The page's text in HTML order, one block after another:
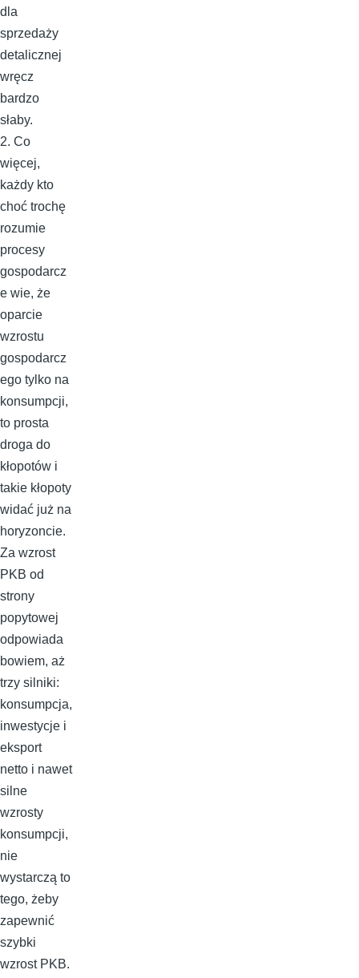
dla
sprzedaży
detalicznej
wręcz
bardzo
słaby.
2. Co
więcej,
każdy kto
choć trochę
rozumie
procesy
gospodarcz
e wie, że
oparcie
wzrostu
gospodarcz
ego tylko na
konsumpcji,
to prosta
droga do
kłopotów i
takie kłopoty
widać już na
horyzoncie.
Za wzrost
PKB od
strony
popytowej
odpowiada
bowiem, aż
trzy silniki:
konsumpcja,
inwestycje i
eksport
netto i nawet
silne
wzrosty
konsumpcji,
nie
wystarczą to
tego, żeby
zapewnić
szybki
wzrost PKB.